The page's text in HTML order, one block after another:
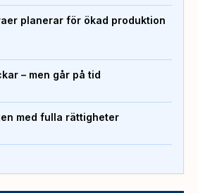
planerar för ökad produktion
– men går på tid
med fulla rättigheter